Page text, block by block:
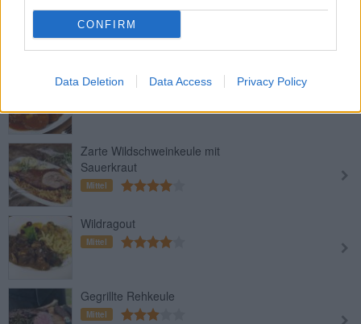
CONFIRM
Data Deletion Data Access Privacy Policy
Mittel
Rehbraten
Zarte Wildschweinkeule mit
Sauerkraut
Mittel
Wildragout
Mittel
Gegrillte Rehkeule
Mittel